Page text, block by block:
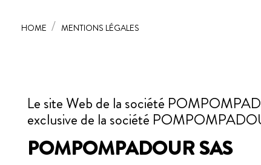
HOME MENTIONS LÉGALES
Le site Web de la société
exclusive de la société
POMPOMPADOUR SAS